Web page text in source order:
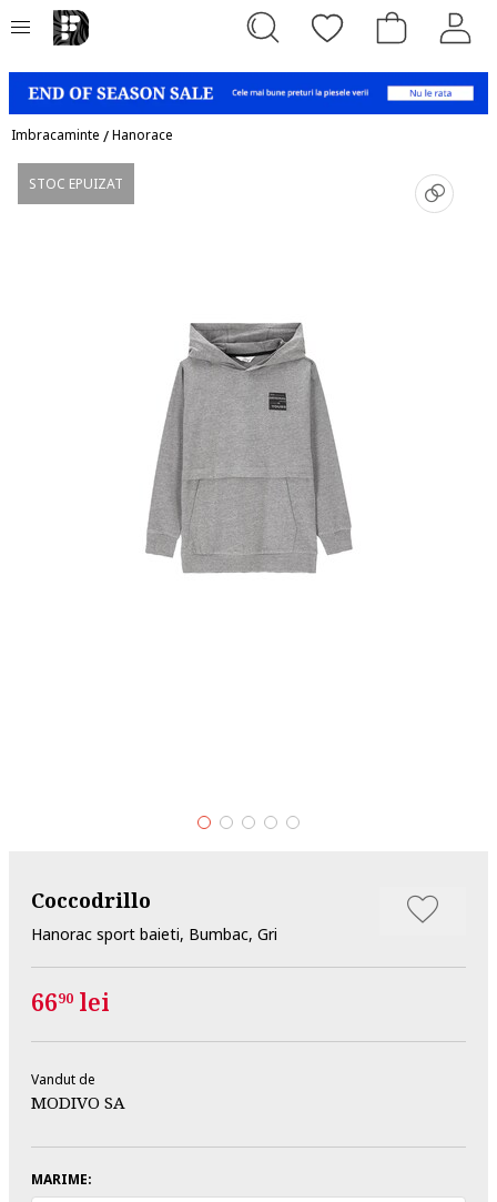
Imbracaminte /Hanorace
STOC EPUIZAT
Coccodrillo
Hanorac sport baieti, Bumbac, Gri
6690 lei
Vandut de
MODIVO SA
MARIME: